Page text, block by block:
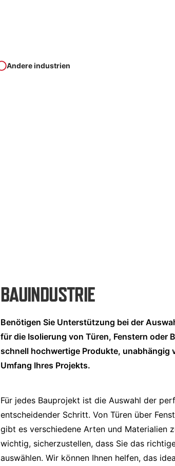
Andere industrien
BAUINDUSTRIE
Benötigen Sie Unterstützung bei der
für die Isolierung von Türen, Fenstern oder
schnell hochwertige Produkte, unabhängig
Umfang Ihres Projekts.
Für jedes Bauprojekt ist die Auswahl der
entscheidender Schritt. Von Türen über
gibt es verschiedene Arten und Materialien
wichtig, sicherzustellen, dass Sie das
auswählen. Wir können Ihnen helfen, das